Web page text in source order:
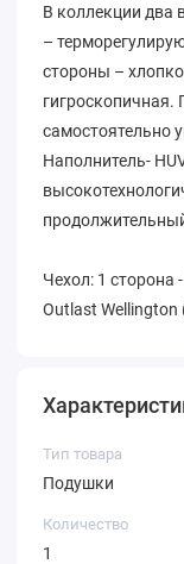
В коллекции два
–
стороны –
самостоятельно
Наполнитель-
Чехол: 1 сторона
Outlast Wellington
Тип товара
Подушки
Количество
1